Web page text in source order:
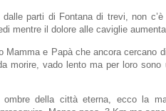
parti di Fontana di trevi, non
mentre il dolore alle caviglie
Mamma e Papà che ancora cercano
morire, vado lento ma per loro
ombre della città eterna, ecco la